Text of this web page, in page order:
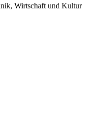
Wirtschaft und Kultur